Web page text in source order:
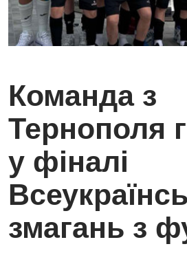
Команда з
Тернополя
у фіналі
змагань з